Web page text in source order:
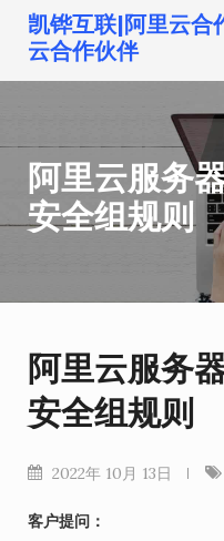
到
凯铧互联|阿里云合
云合作伙伴
阿里云服务
安全组规则
阿里云服务
安全组规则
2022年 10月 13日
客户提问：